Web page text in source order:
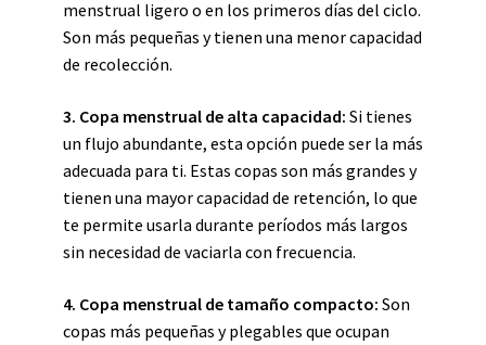
menstrual ligero o en los primeros días del ciclo.
Son más pequeñas y tienen una menor capacidad
de recolección.
3. Copa menstrual de alta capacidad: Si tienes
un flujo abundante, esta opción puede ser la más
adecuada para ti. Estas copas son más grandes y
tienen una mayor capacidad de retención, lo que
te permite usarla durante períodos más largos
sin necesidad de vaciarla con frecuencia.
4. Copa menstrual de tamaño compacto: Son
copas más pequeñas y plegables que ocupan